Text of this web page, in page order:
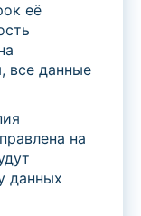
её
все данные
на
данных